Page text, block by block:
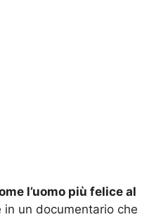
l’uomo più felice al
in un documentario che